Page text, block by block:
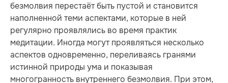
безмолвия перестаёт быть пустой и становится
наполненной теми аспектами, которые в ней
регулярно проявлялись во время практик
медитации. Иногда могут проявляться несколько
аспектов одновременно, переливаясь гранями
истинной природы ума и показывая
многогранность внутреннего безмолвия. При этом,